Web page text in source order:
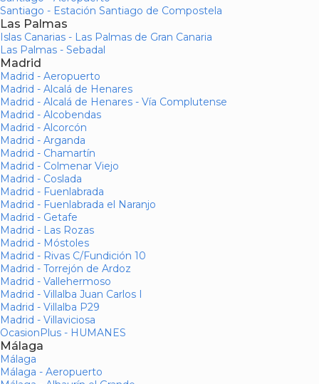
Santiago - Estación Santiago de Compostela
Las Palmas
Islas Canarias - Las Palmas de Gran Canaria
Las Palmas - Sebadal
Madrid
Madrid - Aeropuerto
Madrid - Alcalá de Henares
Madrid - Alcalá de Henares - Vía Complutense
Madrid - Alcobendas
Madrid - Alcorcón
Madrid - Arganda
Madrid - Chamartín
Madrid - Colmenar Viejo
Madrid - Coslada
Madrid - Fuenlabrada
Madrid - Fuenlabrada el Naranjo
Madrid - Getafe
Madrid - Las Rozas
Madrid - Móstoles
Madrid - Rivas C/Fundición 10
Madrid - Torrejón de Ardoz
Madrid - Vallehermoso
Madrid - Villalba Juan Carlos I
Madrid - Villalba P29
Madrid - Villaviciosa
OcasionPlus - HUMANES
Málaga
Málaga
Málaga - Aeropuerto